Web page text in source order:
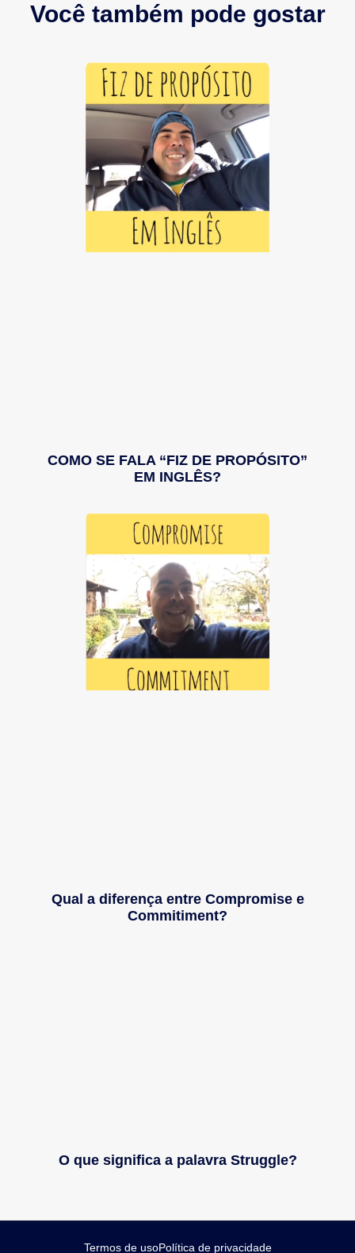
Você também pode gostar
COMO SE FALA “FIZ DE PROPÓSITO”
EM INGLÊS?
Qual a diferença entre Compromise e
Commitiment?
O que significa a palavra Struggle?
Termos de usoPolítica de privacidade